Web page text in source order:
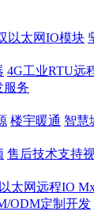
以太网IO模块
4G工业RTU远
服务
楼宇暖通 智慧
售后技术支持
以太网远程IO
ODM定制开发